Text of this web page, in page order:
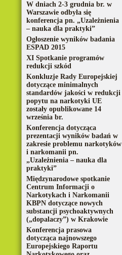
W dniach 2-3 grudnia br. w
Warszawie odbyła się
konferencja pn. „Uzależnienia
– nauka dla praktyki”
Ogłoszenie wyników badania
ESPAD 2015
XI Spotkanie programów
redukcji szkód
Konkluzje Rady Europejskiej
dotyczące minimalnych
standardów jakości w redukcji
popytu na narkotyki UE
zostały opublikowane 14
września br.
Konferencja dotycząca
prezentacji wyników badań w
zakresie problemu narkotyków
i narkomanii pn.
„Uzależnienia – nauka dla
praktyki”
Międzynarodowe spotkanie
Centrum Informacji o
Narkotykach i Narkomanii
KBPN dotyczące nowych
substancji psychoaktywnych
(„dopalaczy”) w Krakowie
Konferencja prasowa
dotycząca najnowszego
Europejskiego Raportu